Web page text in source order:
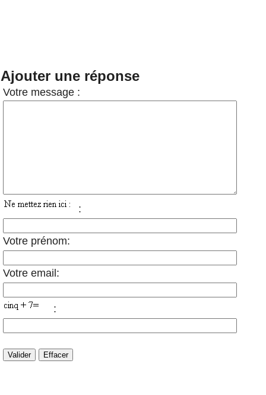
Ajouter une réponse
Votre message :
:
Votre prénom:
Votre email:
: